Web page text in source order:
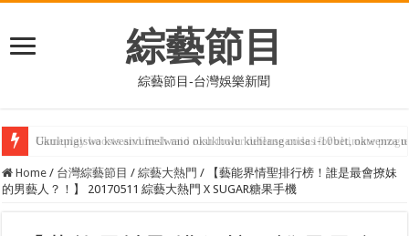
綜藝節目
綜藝節目-台灣娛樂新聞
Ukulungiswa kwesivumelwano okukhulu kuhlanganisa i-10bet, okwenza
Home / 台灣綜藝節目 / 綜藝大熱門 /
【藝能界情聖排行榜！誰是最會撩妹
的男藝人？！】 20170511 綜藝大熱門 X SUGAR糖果手機